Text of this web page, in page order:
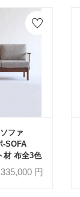
ファ
-SOFA
材 布全3色
335,000円